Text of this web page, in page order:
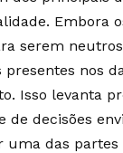
Embora
serem
nos
Isso levanta
de decisões
das partes